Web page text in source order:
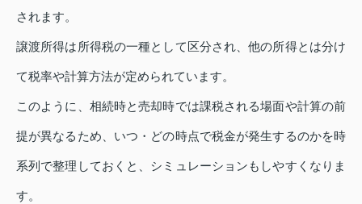
されます。
譲渡所得は所得税の一種として区分され、他の所得とは分け
て税率や計算方法が定められています。
このように、相続時と売却時では課税される場面や計算の前
提が異なるため、いつ・どの時点で税金が発生するのかを時
系列で整理しておくと、シミュレーションもしやすくなりま
す。